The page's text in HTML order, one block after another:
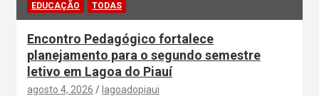
EDUCAÇÃO TODAS
Encontro Pedagógico fortalece
planejamento para o segundo semestre
letivo em Lagoa do Piauí
agosto 4, 2026 lagoadopiaui